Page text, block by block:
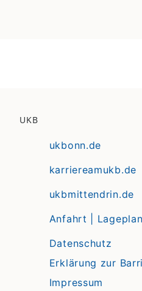
UKB
ukbonn.de
karriereamukb.de
ukbmittendrin.de
Anfahrt | Lageplan
Datenschutz
Erklärung zur
Impressum